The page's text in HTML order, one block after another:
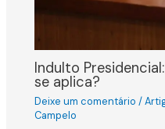
Indulto
se aplica?
Deixe um comentário /
Campelo